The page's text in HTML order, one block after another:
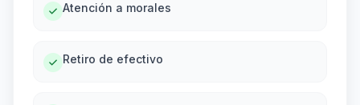
Atención a morales
Retiro de efectivo